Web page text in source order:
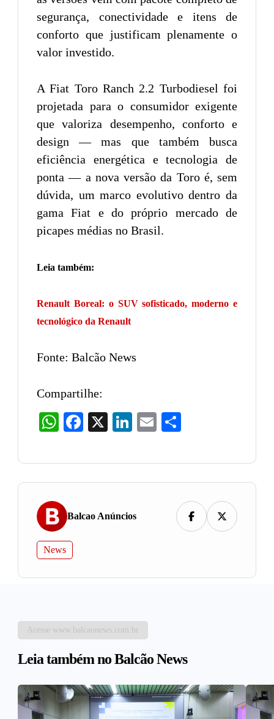
segurança, conectividade e itens de
conforto que justificam plenamente o
valor investido.
A Fiat Toro Ranch 2.2 Turbodiesel foi
projetada para o consumidor exigente
que valoriza desempenho, conforto e
design — mas que também busca
eficiência energética e tecnologia de
ponta — a nova versão da Toro é, sem
dúvida, um marco evolutivo dentro da
gama Fiat e do próprio mercado de
picapes médias no Brasil.
Leia também:
Renault Boreal: o SUV sofisticado, moderno e
tecnológico da Renault
Fonte: Balcão News
Compartilhe:
WhatsAppFacebook LinkedIn
Email
Balcao Anúncios
News
Acesse www.balcaonews.com.br
Leia também no Balcão News